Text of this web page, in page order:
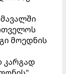
მოედნის
კარგად